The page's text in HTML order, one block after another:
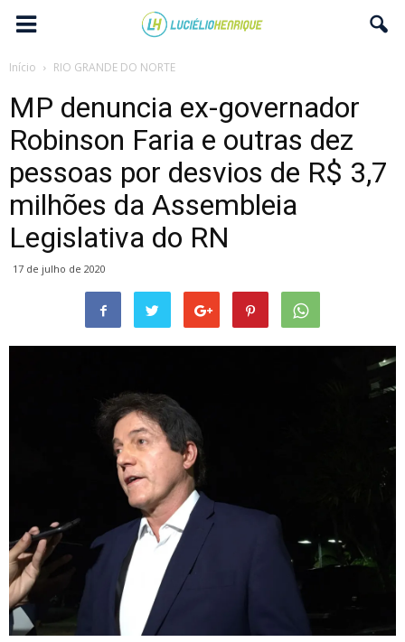
Início RIO GRANDE DO NORTE
MP denuncia ex-governador
Robinson Faria e outras dez
pessoas por desvios de R$ 3,7
milhões da Assembleia
Legislativa do RN
17 de julho de 2020